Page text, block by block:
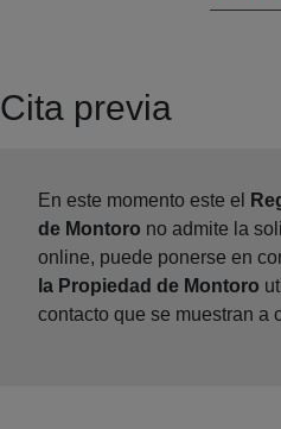
Cita previa
En este momento este el
de Montoro no admite la
online, puede ponerse en
la Propiedad de Montoro
contacto que se muestran a